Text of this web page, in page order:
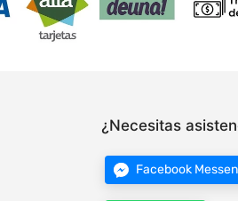
¿Necesitas
Facebook